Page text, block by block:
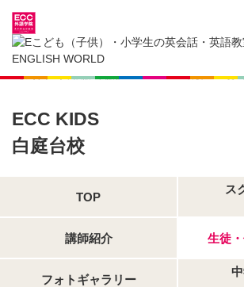
奈良県の子供英会話・英語教室
子供（小学生）英会話・英語教室 ECCKIDS 白庭台校
生徒・
ECC KIDS
白庭台校
TOP
ス
講師紹介 生徒
フォトギャラリー